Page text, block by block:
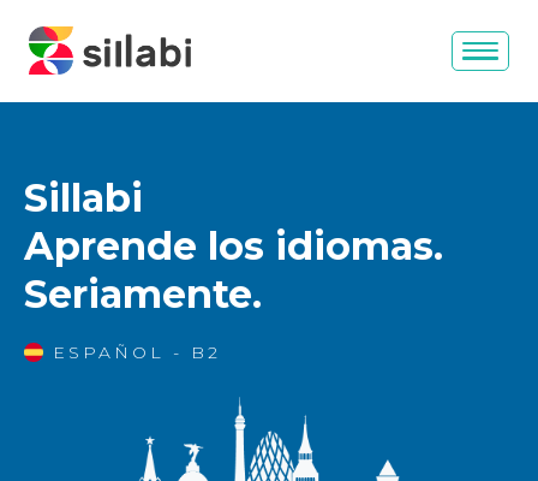
Sillabi
Aprende los idiomas.
Seriamente.
ESPAÑOL - B2